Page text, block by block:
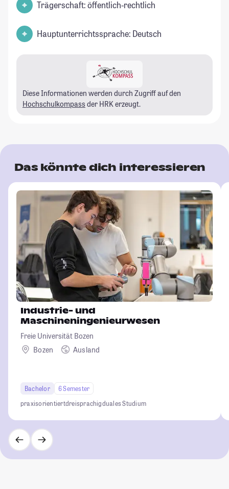
Trägerschaft: öffentlich-rechtlich
Hauptunterrichtssprache: Deutsch
Diese Informationen werden durch Zugriff auf den
Hochschulkompass der HRK erzeugt.
Das könnte dich interessieren
Industrie- und
Maschineningenieurwesen
Freie Universität Bozen
Bozen
Ausland
Bachelor
6 Semester
praxisorientiertdreisprachigduales Studium